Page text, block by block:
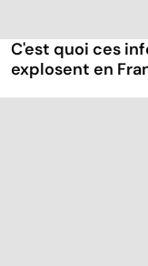
C'est quoi ces
explosent en